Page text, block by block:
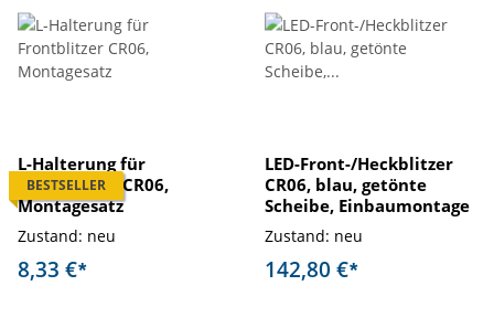
BESTSELLER
L-Halterung für
Frontblitzer CR06,
Montagesatz
Zustand: neu
8,33 €*
LED-Front-/Heckblitzer
CR06, blau, getönte
Scheibe, Einbaumontage
Zustand: neu
142,80 €*